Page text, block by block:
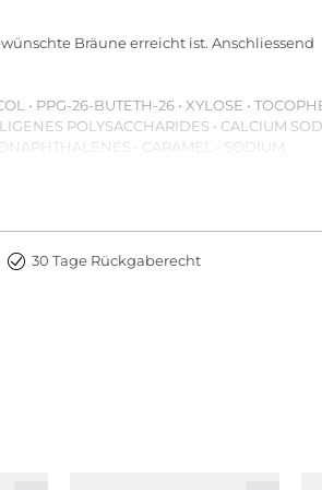
Bräune erreicht ist. Anschliessend
• PPG-26-BUTETH-26 • XYLOSE •
POLYSACCHARIDES • CALCIUM
• CARAMEL • SODIUM
OIL • VANILLIN
30 Tage Rückgaberecht